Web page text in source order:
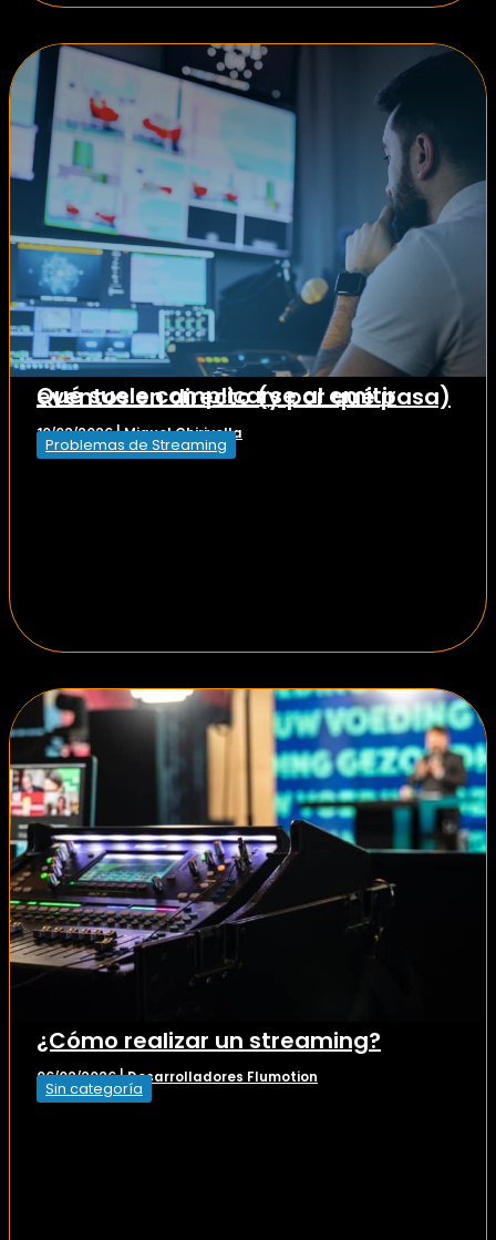
Qué suele complicarse al emitir eventos en directo (y por qué pasa)
10/02/2026|Miguel Chirivella
Problemas de Streaming
¿Cómo realizar un streaming?
06/02/2026|Desarrolladores Flumotion
Sin categoría